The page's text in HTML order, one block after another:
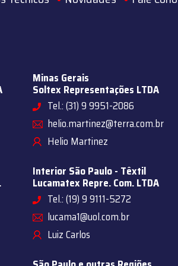
Minas Gerais
Soltex Representações LTDA
Tel.: (31) 9 9951-2086
helio.martinez@terra.com.br
Helio Martinez
Interior São Paulo - Têxtil
Lucamatex Repre. Com. LTDA
Tel.: (19) 9 9111-5272
lucama1@uol.com.br
Luiz Carlos